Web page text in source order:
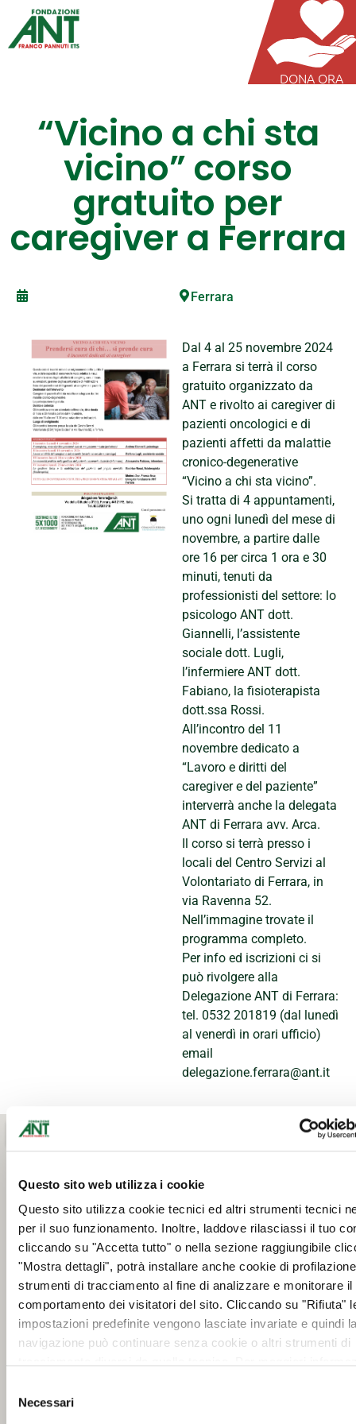
Questo sito web utilizza i cookie
Questo sito utilizza cookie tecnici ed altri strumenti tecnici
per il suo funzionamento. Inoltre, laddove rilasciassi il tuo
cliccando su "Accetta tutto" o nella sezione raggiungibile
"Mostra dettagli", potrà installare anche cookie di
strumenti di tracciamento al fine di analizzare e monitorare il
comportamento dei visitatori del sito. Cliccando su "Rifiuta"
impostazioni predefinite vengono lasciate invariate e quindi
navigazione può continuare senza cookie o altri strumenti di
delNecessari
DONA ORA
“Vicino a chi sta
vicino” corso
gratuito per
caregiver a Ferrara
Ferrara
Dal 4 al 25 novembre 2024
a Ferrara si terrà il corso
gratuito organizzato da
ANT e rivolto ai caregiver di
pazienti oncologici e di
pazienti affetti da malattie
cronico-degenerative
“Vicino a chi sta vicino”.
Si tratta di 4 appuntamenti,
uno ogni lunedì del mese di
novembre, a partire dalle
ore 16 per circa 1 ora e 30
minuti, tenuti da
professionisti del settore: lo
psicologo ANT dott.
Giannelli, l’assistente
sociale dott. Lugli,
l’infermiere ANT dott.
Fabiano, la fisioterapista
dott.ssa Rossi.
All’incontro del 11
novembre dedicato a
“Lavoro e diritti del
caregiver e del paziente”
interverrà anche la delegata
ANT di Ferrara avv. Arca.
Il corso si terrà presso i
locali del Centro Servizi al
Volontariato di Ferrara, in
via Ravenna 52.
Nell’immagine trovate il
programma completo.
Per info ed iscrizioni ci si
può rivolgere alla
Delegazione ANT di Ferrara:
tel. 0532 201819 (dal lunedì
al venerdì in orari ufficio)
email
delegazione.ferrara@ant.it